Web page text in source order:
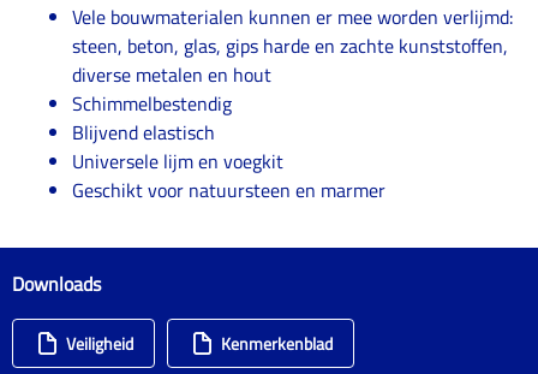
Vele bouwmaterialen kunnen er mee worden verlijmd:
steen, beton, glas, gips harde en zachte kunststoffen,
diverse metalen en hout
Schimmelbestendig
Blijvend elastisch
Universele lijm en voegkit
Geschikt voor natuursteen en marmer
Downloads
Veiligheid Kenmerkenblad